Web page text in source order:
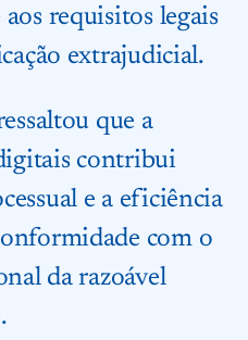
requisitos legais
extrajudicial.
que a
contribui
e a eficiência
com o
da razoável